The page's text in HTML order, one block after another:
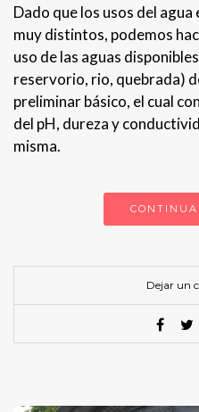
Dado que los usos del
muy distintos, podemos
uso de las aguas
reservorio, rio, quebrada)
preliminar básico, el cual
del pH, dureza y
misma.
Dejar un